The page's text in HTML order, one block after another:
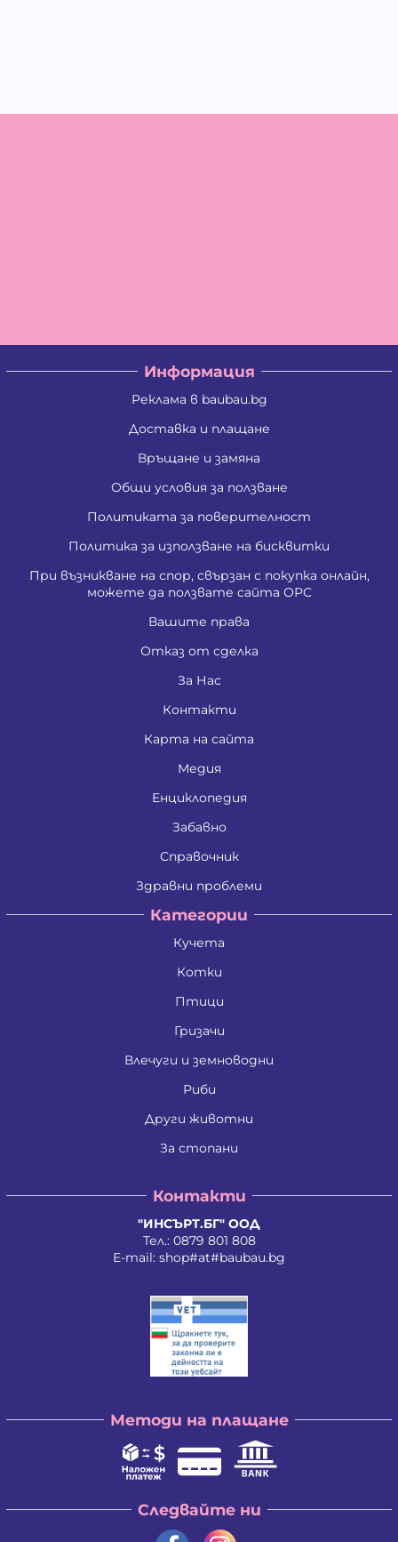
Информация
Реклама в baubau.bg
Доставка и плащане
Връщане и замяна
Общи условия за ползване
Политиката за поверителност
Политика за използване на бисквитки
При възникване на спор, свързан с покупка онлайн,
можете да ползвате сайта ОРС
Вашите права
Отказ от сделка
За Нас
Контакти
Карта на сайта
Медия
Енциклопедия
Забавно
Справочник
Здравни проблеми
Категории
Кучета
Котки
Птици
Гризачи
Влечуги и земноводни
Риби
Други животни
За стопани
Контакти
"ИНСЪРТ.БГ" ООД
Тел.: 0879 801 808
E-mail: shop#at#baubau.bg
Методи на плащане
Следвайте ни